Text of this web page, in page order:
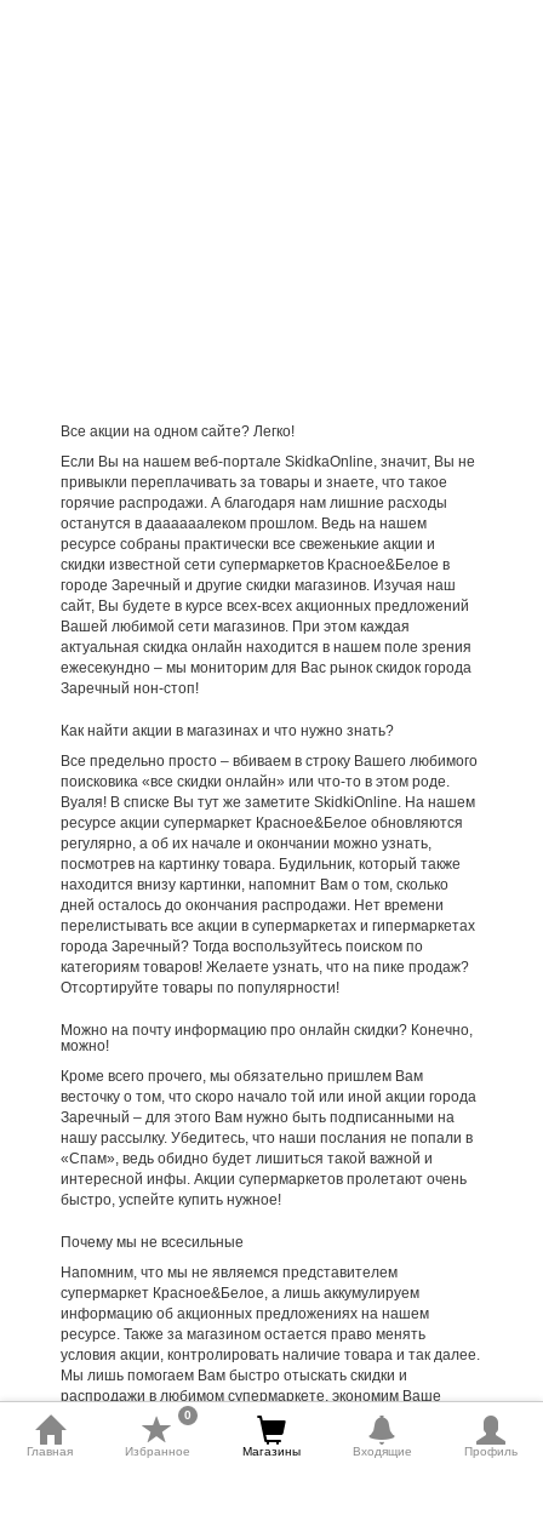
Все акции на одном сайте? Легко!
Если Вы на нашем веб-портале SkidkaOnline, значит, Вы не
привыкли переплачивать за товары и знаете, что такое
горячие распродажи. А благодаря нам лишние расходы
останутся в даааааалеком прошлом. Ведь на нашем
ресурсе собраны практически все свеженькие акции и
скидки известной сети супермаркетов Красное&Белое в
городе Заречный и другие скидки магазинов. Изучая наш
сайт, Вы будете в курсе всех-всех акционных предложений
Вашей любимой сети магазинов. При этом каждая
актуальная скидка онлайн находится в нашем поле зрения
ежесекундно – мы мониторим для Вас рынок скидок города
Заречный нон-стоп!
Как найти акции в магазинах и что нужно знать?
Все предельно просто – вбиваем в строку Вашего любимого
поисковика «все скидки онлайн» или что-то в этом роде.
Вуаля! В списке Вы тут же заметите SkidkiOnline. На нашем
ресурсе акции супермаркет Красное&Белое обновляются
регулярно, а об их начале и окончании можно узнать,
посмотрев на картинку товара. Будильник, который также
находится внизу картинки, напомнит Вам о том, сколько
дней осталось до окончания распродажи. Нет времени
перелистывать все акции в супермаркетах и гипермаркетах
города Заречный? Тогда воспользуйтесь поиском по
категориям товаров! Желаете узнать, что на пике продаж?
Отсортируйте товары по популярности!
Можно на почту информацию про онлайн скидки? Конечно,
можно!
Кроме всего прочего, мы обязательно пришлем Вам
весточку о том, что скоро начало той или иной акции города
Заречный – для этого Вам нужно быть подписанными на
нашу рассылку. Убедитесь, что наши послания не попали в
«Спам», ведь обидно будет лишиться такой важной и
интересной инфы. Акции супермаркетов пролетают очень
быстро, успейте купить нужное!
Почему мы не всесильные
Напомним, что мы не являемся представителем
супермаркет Красное&Белое, а лишь аккумулируем
информацию об акционных предложениях на нашем
ресурсе. Также за магазином остается право менять
условия акции, контролировать наличие товара и так далее.
Мы лишь помогаем Вам быстро отыскать скидки и
распродажи в любимом супермаркете, экономим Ваше
время, и, конечно же, деньги. Поэтому обо всех серьезных
проколах в конкретных магазинах сообщайте напрямую
администрации сети, так как мы, к сожалению, никак не
Главная Избранное
0
Магазины Входящие Профиль